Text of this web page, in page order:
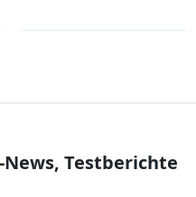
News, Testberichte